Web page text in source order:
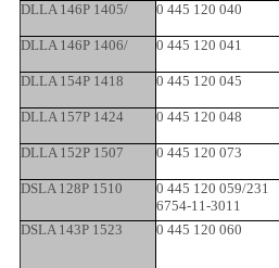
DLLA 146P 1405/ 0 445 120 040
DLLA 146P 1406/ 0 445 120 041
DLLA 154P 1418 0 445 120 045
DLLA 157P 1424 0 445 120 048
DLLA 152P 1507 0 445 120 073
DSLA 128P 1510
0 445 120 059/231
6754-11-3011
DSLA 143P 1523
0 445 120 060